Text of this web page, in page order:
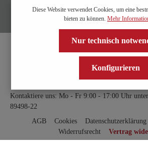
Kontaktiere uns: Mo - Fr 9:00 - 17:00 Uhr
89498-22
AGB
Cookies Datenschutzerklärung
Widerrufsrecht
Vertrag
Diese Website verwendet Cookies, um eine
bieten zu können. Mehr
Nur technisch
Konfigurieren